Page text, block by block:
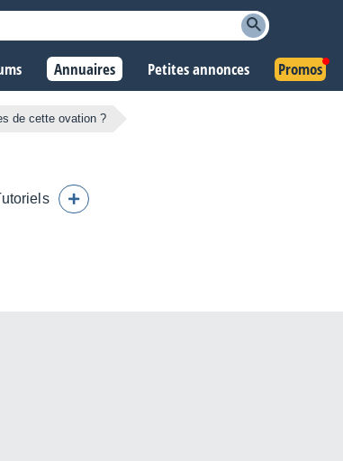
Annuaires Petites annonces Promos
de cette ovation ?